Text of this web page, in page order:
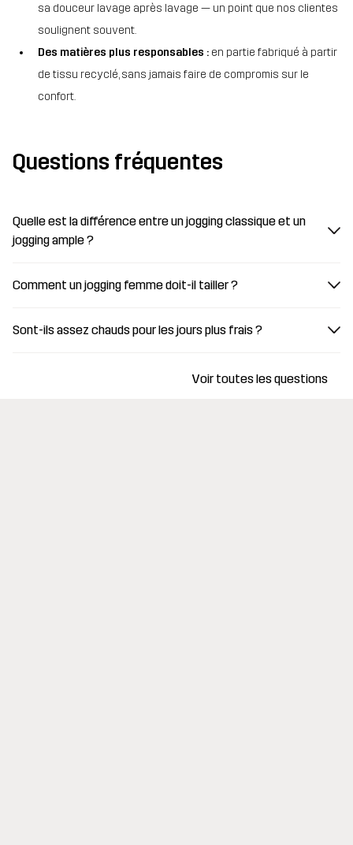
sa douceur lavage après lavage — un point que nos clientes
soulignent souvent.
Des matières plus responsables : en partie fabriqué à partir
de tissu recyclé, sans jamais faire de compromis sur le
confort.
Questions fréquentes
Quelle est la différence entre un jogging classique et un
jogging ample ?
Comment un jogging femme doit-il tailler ?
Sont-ils assez chauds pour les jours plus frais ?
Voir toutes les questions